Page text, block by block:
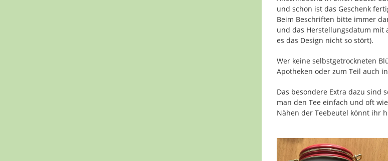
und schon ist das Geschenk
Beim Beschriften bitte immer
und das Herstellungsdatum mit
es das Design nicht so stört).
Wer keine selbstgetrockneten
Apotheken oder zum Teil auch
Das besondere Extra dazu sind
man den Tee einfach und oft
Nähen der Teebeutel könnt ihr